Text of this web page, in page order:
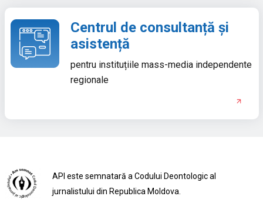
Centrul de consultanță și
asistență
pentru instituțiile mass-media independente
regionale
API este semnatară a Codului Deontologic al
jurnalistului din Republica Moldova.